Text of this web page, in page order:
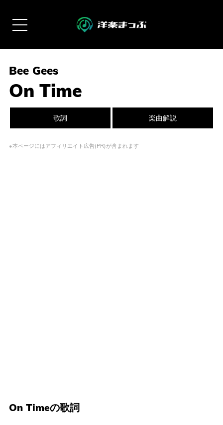
Bee Gees
On Time
歌詞 楽曲解説
※本ページにはアフィリエイト広告(PR)が含まれます
On Timeの歌詞